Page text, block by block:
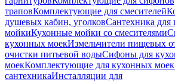
траповКомплектующие для смесителей
душевых кабин, уголковСантехника для
мойкиКухонные мойки со смесителями
кухонных моекИзмельчители пищевых
очистки питьевой водыСифоны для
моекКомплектующие для кухонных моек
сантехникаИнсталляции для